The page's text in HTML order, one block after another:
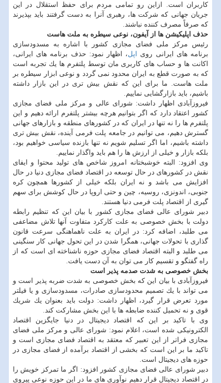
كاربران است. ازاین رو تمامی مردم برای حفظ استقلال در این
جریان جهانی كه شركت ها، رهبری آنرا به دست گرفتند باید بپذیرند
كه صرفاً مصرف كننده نباشند.
حذف اپلیكیشن ها از آیفون، نوعی سیطره به ملت هاست
رئیس مركز ملی فضای مجازی كشور با اشاره به مسدودسازی
برنامه های ایرانی روی اپل، اظهار نمود: حذف برنامه های ایرانی،
اكانت ها و حساب های كاربری مان توسط پلتفرم ها یك تجربه است
كه به صورت قطع به ایران محدود نمی گردد و نوعی ابزار سیطره بر
ملت هاست. ما برای این كه نقش بیش تری در این بازار داشته
باشیم، باید بازارگشایی نماییم.
فیروزآبادی اظهار داشت: شورای عالی و مركز ملی فضای مجازی
كشور اعتقاد دارد كه اگر بتوانیم هرچه بیشتر پلتفرم ارائه دهیم و این
پلتفرم ها را نه تنها در ایران كه در كشورهای منطقه و بازارهای جهانی
گسترش دهیم، می توانیم در جامعه پلت فرمی آینده، نقش بیش تری
داشته باشیم، اما اگر تسلیم شویم نه تنها بازنده سیاسی خواهیم بود،
بلكه بازار و خیلی از ارزش ها را هم باید واگذار نماییم.
وی افزود: البته خوشبختانه امروز شاخص های تولید محتوا و ایفای
نقش در كشورهای در حال توسعه در اقتصاد فضای مجازی دنیا در حال
افزایش می باشد و نه ایران بلكه خیلی از كشورها همچون كره
جنوبی، اندونزی، روسیه، چین و حتی اروپا در حال كوشش برای سهم
گیری از اقتصاد پلت فرمی دنیا هستند.
دبیر شورای عالی فضای مجازی كشور با بیان این كه تنظیم رابطه
دولت با بخش خصوصی به علت كاركرد متفاوت آنها تلاش مضاعفی
می طلبد، اضافه كرد: در ایران به علت ناهماهنگی سرعت قانون
گذاری با تحولات جهانی، همگرا شدن در این تحول جهانی كار سنگینی
می طلبد و البته اقتصاد فضای مجازی حوزه ناشناخته ای است كه از
راه گفتگو و تقسیم كار می توان به آن دست یافت.
بخش خصوصی به شدت صدمه پذیر است
فیروزآبادی با بیان این كه بخش خصوصی به شدت ضربه پذیر است و
می تواند با یك تصمیم محدودسازی صادرات، مسدودسازی و یا فیلتر
مورد تعرض قرار گیرد، اظهار داشت: دولت باید بعنوان یك شریك
قوی و نه تحمیل كننده ضابطه ها با این بخش مشاركت كند.
وی با تاكید بر این كه اقتصاد دیجیتال در دنیا جایگزین اقتصاد
الكترونیكی شده است، اعلام نمود: شورای عالی و مركز ملی فضای
مجازی فراتر از این تعبیر كه معتقد به اقتصاد فضای مجازی است و
تاكید ما بر این است كه بخشی از اقتصاد برآمده از فضای مجازی در
حوزه های دیجیتال است.
دبیر شورای عالی فضای مجازی كشور افزود: اگر ما تمركز خویش را
در اقتصاد دیجیتال قرار دهیم نوآوری های ما در این حوزه نوعی پیروی